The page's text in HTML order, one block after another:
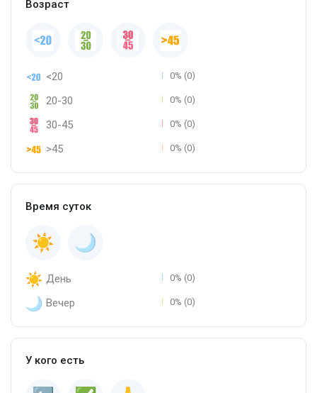
Возраст
<20 0% (0)
20-30 0% (0)
30-45 0% (0)
>45 0% (0)
Время суток
День 0% (0)
Вечер 0% (0)
У кого есть